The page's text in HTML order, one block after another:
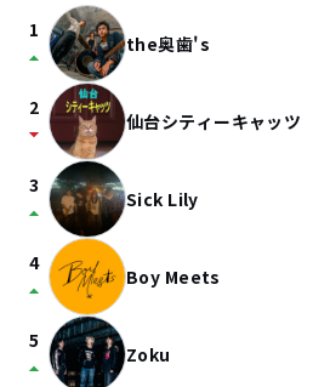
1
arrow_drop_up the奥歯's
2
arrow_drop_down 仙台シティーキャッツ
3
arrow_drop_up Sick Lily
4
arrow_drop_up Boy Meets
5
arrow_drop_up Zoku